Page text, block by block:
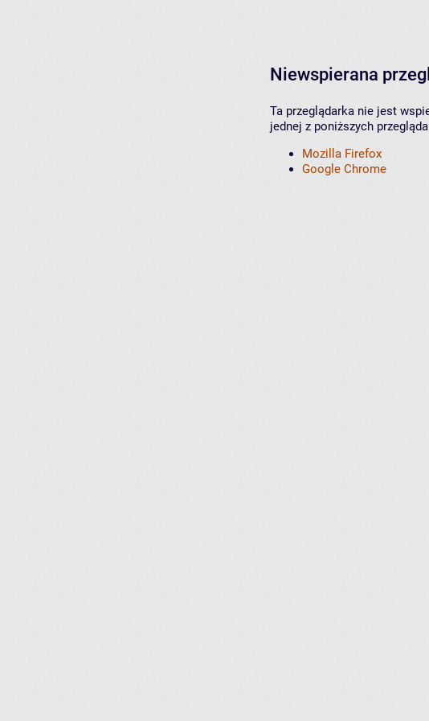
Niewspierana
Ta przeglądarka nie jest
jednej z poniższych
Mozilla Firefox
Google Chrome